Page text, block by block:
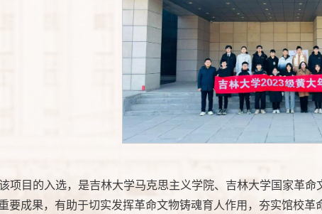
项目的入选，是吉林大学马克思主义学院、 吉林大学国家革命
要成果，有助于切实发挥革命文物铸魂育人作用，夯实馆校